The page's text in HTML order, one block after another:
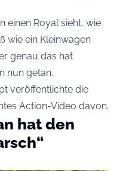
einen Royal sieht, wie
wie ein Kleinwagen
genau das hat
nun getan.
veröffentlichte die
Action-Video davon.
hat den